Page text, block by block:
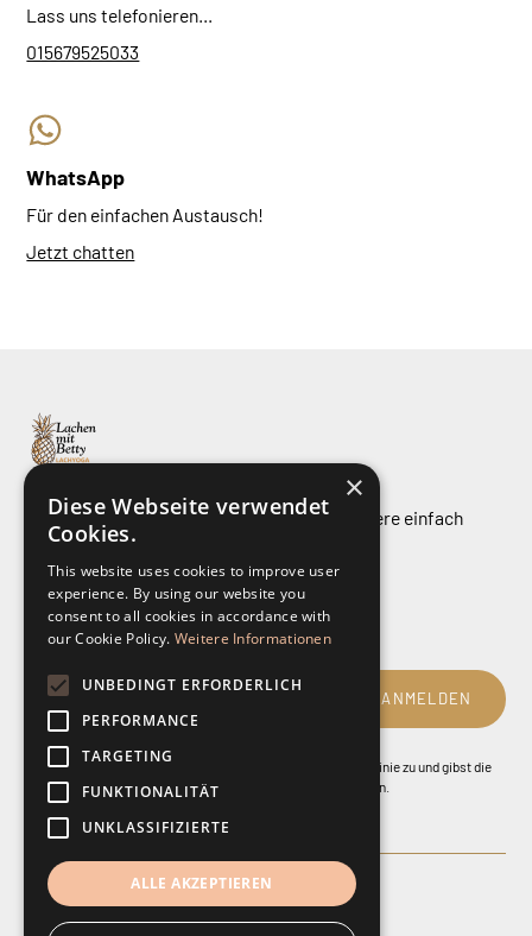
Lass uns telefonieren...
015679525033
WhatsApp
Für den einfachen Austausch!
Jetzt chatten
Bleibe gerne auf dem Laufenden und abonniere einfach
unseren kostenlosen LachLetter .
E-MAIL*
JETZT ANMELDEN
Durch das Abonnieren stimmst Du unserer Datenschutzrichtlinie zu und gibst die
Zustimmung, Updates von unserem Unternehmen zu erhalten.
2025Betty Bach. Alle Rechte vorbehalten.
×
Diese Webseite verwendet
Cookies.
This website uses cookies to improve user
experience. By using our website you
consent to all cookies in accordance with
our Cookie Policy. Weitere Informationen
UNBEDINGT ERFORDERLICH
PERFORMANCE
TARGETING
FUNKTIONALITÄT
UNKLASSIFIZIERTE
ALLE AKZEPTIEREN